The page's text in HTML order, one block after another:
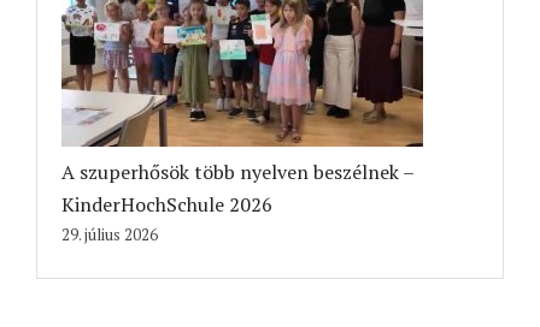
A szuperhősök több nyelven beszélnek –
KinderHochSchule 2026
29. július 2026